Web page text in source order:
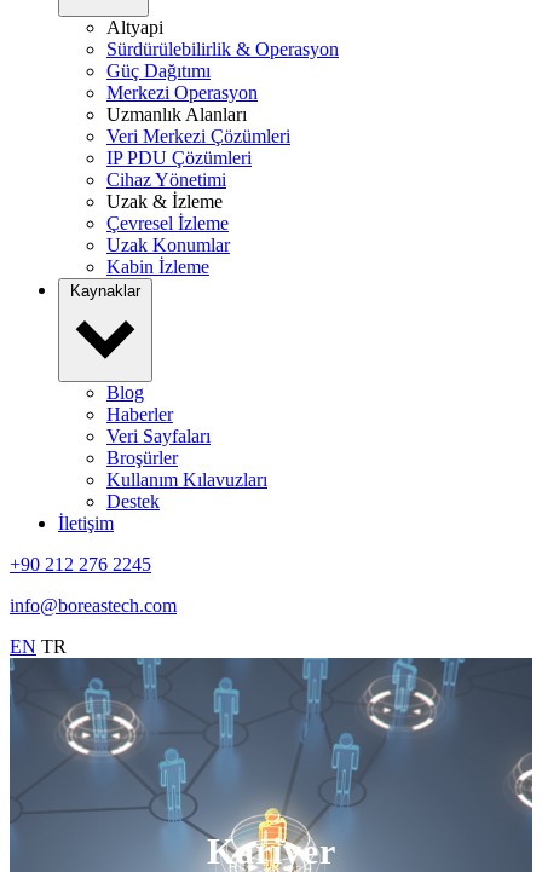
Altyapi
Sürdürülebilirlik & Operasyon
Güç Dağıtımı
Merkezi Operasyon
Uzmanlık Alanları
Veri Merkezi Çözümleri
IP PDU Çözümleri
Cihaz Yönetimi
Uzak & İzleme
Çevresel İzleme
Uzak Konumlar
Kabin İzleme
Kaynaklar
Blog
Haberler
Veri Sayfaları
Broşürler
Kullanım Kılavuzları
Destek
İletişim
+90 212 276 2245
info@boreastech.com
EN TR
Kariyer